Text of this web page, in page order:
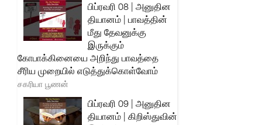
பிப்ரவரி 08 | அனுதின
தியானம் | பாவத்தின்
மீது தேவனுக்கு
இருக்கும்
கோபாக்கினையை அறிந்து பாவத்தை
சீரிய முறையில் எடுத்துக்கொள்வோம்
சகரியா பூணன்
பிப்ரவரி 09 | அனுதின
தியானம் | கிறிஸ்துவின்